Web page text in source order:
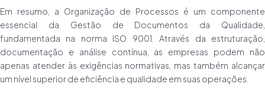
Em resumo, a Organização de Processos é um componente
essencial da Gestão de Documentos da Qualidade,
fundamentada na norma ISO 9001. Através da estruturação,
documentação e análise contínua, as empresas podem não
apenas atender às exigências normativas, mas também alcançar
um nível superior de eficiência e qualidade em suas operações.